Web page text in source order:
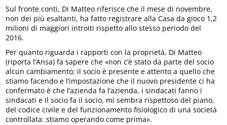
Sul fronte conti, Di Matteo riferisce che il mese di novembre,
non dei più esaltanti, ha fatto registrare alla Casa da gioco 1,2
milioni di maggiori introiti rispetto allo stesso periodo del
2016.
Per quanto riguarda i rapporti con la proprietà, Di Matteo
(riporta l’Ansa) fa sapere che «non c’è stato da parte del socio
alcun cambiamento; il socio è presente e attento a quello che
stiamo facendo e l’impostazione che il nuovo presidente ci ha
confermato è che l’azienda fa l’azienda, i sindacati fanno i
sindacati e il socio fa il socio, mi sembra rispettoso del piano,
del codice civile e del funzionamento fisiologico di una società
controllata: stiamo operando come prima».